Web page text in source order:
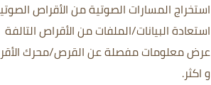
استخراج المسارات الصوتية من الأقراص
استعادة البيانات/الملفات من الأقراص التالفة
عرض معلومات مفصلة عن القرص/محرك
و اكثر.